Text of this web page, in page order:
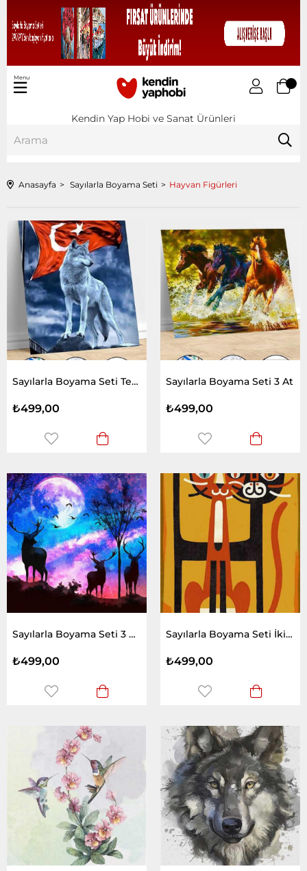
Kendin Yap Hobi ve Sanat Ürünleri
Menu
Anasayfa Sayılarla Boyama Seti Hayvan Figürleri
Sayılarla Boyama Seti Tepedeki Kurt
₺499,00
Sayılarla Boyama Seti 3 At
₺499,00
Sayılarla Boyama Seti 3 Dost
₺499,00
Sayılarla Boyama Seti İki Tekir
₺499,00